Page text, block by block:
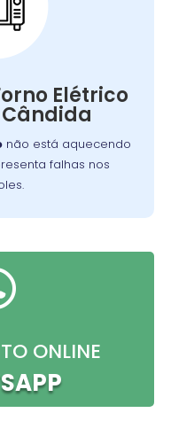
Elétrico
não está aquecendo
falhas nos
Forno
que você continue a
favoritas sem
ONLINE